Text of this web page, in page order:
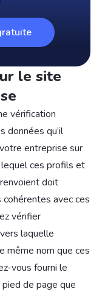
le site
vérification
données qu’il
entreprise sur
ces profils et
doit
avec ces
vérifier
laquelle
nom que ces
vous fourni le
de page que